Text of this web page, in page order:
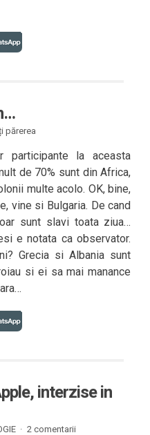
părerea
la aceasta
de 70% sunt din Africa,
multe acolo. OK, bine,
vine si Bulgaria. De cand
sunt slavi toata ziua…
e notata ca observator.
Grecia si Albania sunt
si ei sa mai manance
interzise in
· 2 comentarii